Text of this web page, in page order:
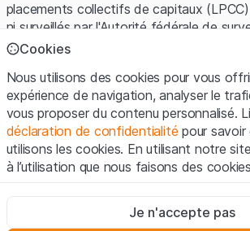
placements collectifs de capitaux
ni surveillés par l'Autorité fédérale de
marchés financiers (FINMA) ni
protection spécifique des investisseurs
Conditions d'utilisation et informations
En utilisant le Site Web de Leonteq
"Site Web"), vous confirmez que vous
vous acceptez les informations juridiques,
vous n'acceptez pas les Conditions
vous abstenir d'utiliser ce Site Web.
Cookies
Nous utilisons des cookies pour vous
expérience de navigation, analyser le
vous proposer du contenu personnalisé.
déclaration de confidentialité pour
utilisons les cookies. En utilisant notre
à l’utilisation que nous faisons des
Ces cookies sont nécessaires au bon
Je n'accepte pas